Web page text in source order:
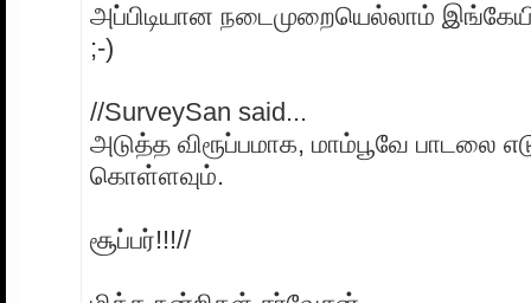
அப்பிடியான நடைமுறையெல்லாம்
;-)
//SurveySan said...
அடுத்த விரூப்பமாக, மாம்பூவே பாடலை
கொள்ளவும்.
சூப்பர்!!!//